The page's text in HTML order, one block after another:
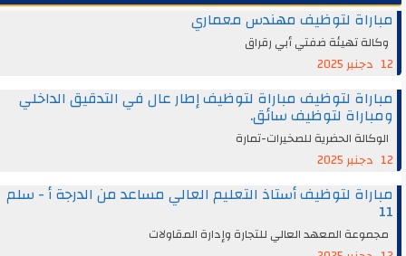
مباراة لتوظيف مهندس معماري
وكالة تهيئة ضفتي أبي رقراق
12 دجنبر 2025
مباراة لتوظيف مباراة لتوظيف إطار عال في التدقيق الداخلي
ومباراة لتوظيف سائق.
الوكالة الحضرية للصخيرات-تمارة
12 دجنبر 2025
مباراة لتوظيف أستاذ التعليم العالي مساعد من الدرجة أ - سلم
11
مجموعة المعهد العالي للتجارة وإدارة المقاولات